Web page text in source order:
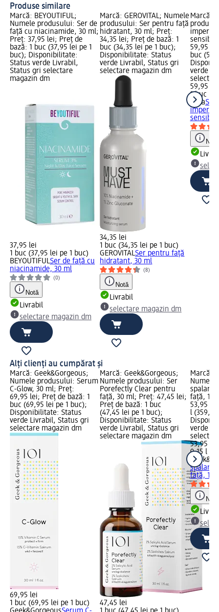
Produse similare
Marcă: BEYOUTIFUL;
Numele produsului: Ser de
față cu niacinamide, 30 ml;
Preț: 37,95 lei; Preț de
bază: 1 buc (37,95 lei pe 1
buc); Disponibilitate:
Status verde Livrabil,
Status gri selectare
magazin dm
37,95 lei
1 buc (37,95 lei pe 1 buc)
BEYOUTIFULSer de față cu
niacinamide, 30 ml
(0)
Notă
Livrabil
selectare magazin dm
Marcă: GEROVITAL; Numele
produsului: Ser pentru față
hidratant, 30 ml; Preț:
34,35 lei; Preț de bază: 1
buc (34,35 lei pe 1 buc);
Disponibilitate: Status
verde Livrabil, Status gri
selectare magazin dm
34,35 lei
1 buc (34,35 lei pe 1 buc)
GEROVITALSer pentru față
hidratant, 30 ml
(8)
Notă
Livrabil
selectare magazin dm
Marcă:
sensibil,
59,95
buc
verde
59,95 lei
1 buc
Mixa
sensibil,
Notă
Alți clienți au cumpărat și
Marcă: Geek&Gorgeous;
Numele produsului: Serum
C-Glow, 30 ml; Preț:
69,95 lei; Preț de bază: 1
buc (69,95 lei pe 1 buc);
Disponibilitate: Status
verde Livrabil, Status gri
selectare magazin dm
69,95 lei
1 buc (69,95 lei pe 1 buc)
Marcă: Geek&Gorgeous;
Numele produsului: Ser
Porefectly Clear pentru
față, 30 ml; Preț: 47,45 lei;
Preț de bază: 1 buc
(47,45 lei pe 1 buc);
Disponibilitate: Status
verde Livrabil, Status gri
selectare magazin dm
47,45 lei
Marcă:
Numele
spalare
față,
53,95
l
verde
53,95 lei
0,15 l
spalare
față,
Notă